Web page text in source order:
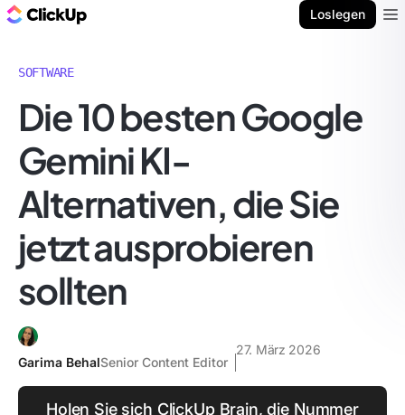
Loslegen
SOFTWARE
Die 10 besten Google
Gemini KI-
Alternativen, die Sie
jetzt ausprobieren
sollten
Garima BehalSenior Content Editor
27. März 2026
Holen Sie sich ClickUp Brain, die Nummer